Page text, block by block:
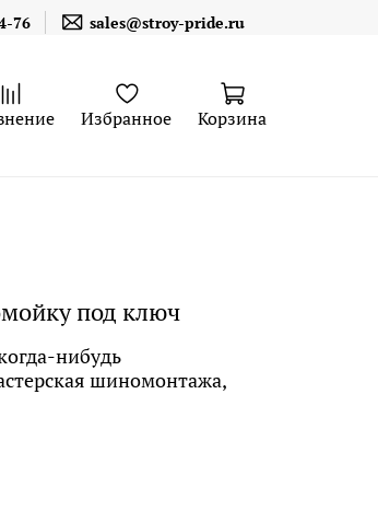
76 sales@stroy-pride.ru
Избранное Корзина
под ключ
нибудь
шиномонтажа,